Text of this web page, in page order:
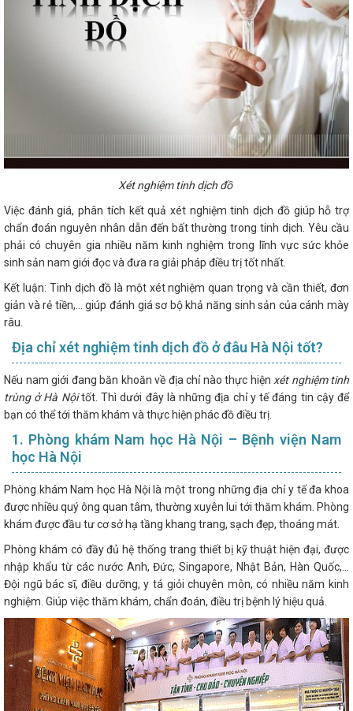
Xét nghiệm tinh dịch đồ
Việc đánh giá, phân tích kết quả xét nghiệm tinh dịch đồ giúp hỗ trợ
chẩn đoán nguyên nhân dẫn đến bất thường trong tinh dịch. Yêu cầu
phải có chuyên gia nhiều năm kinh nghiệm trong lĩnh vực sức khỏe
sinh sản nam giới đọc và đưa ra giải pháp điều trị tốt nhất.
Kết luận: Tinh dịch đồ là một xét nghiệm quan trọng và cần thiết, đơn
giản và rẻ tiền,... giúp đánh giá sơ bộ khả năng sinh sản của cánh mày
râu.
Địa chỉ xét nghiệm tinh dịch đồ ở đâu Hà Nội tốt?
Nếu nam giới đang băn khoăn về địa chỉ nào thực hiện xét nghiệm tinh
trùng ở Hà Nộitốt. Thì dưới đây là những địa chỉ y tế đáng tin cậy để
bạn có thể tới thăm khám và thực hiện phác đồ điều trị.
1. Phòng khám Nam học Hà Nội – Bệnh viện Nam
học Hà Nội
Phòng khám Nam học Hà Nội là một trong những địa chỉ y tế đa khoa
được nhiều quý ông quan tâm, thường xuyên lui tới thăm khám. Phòng
khám được đầu tư cơ sở hạ tầng khang trang, sạch đẹp, thoáng mát.
Phòng khám có đầy đủ hệ thống trang thiết bị kỹ thuật hiện đại, được
nhập khẩu từ các nước Anh, Đức, Singapore, Nhật Bản, Hàn Quốc,...
Đội ngũ bác sĩ, điều dưỡng, y tá giỏi chuyên môn, có nhiều năm kinh
nghiệm. Giúp việc thăm khám, chẩn đoán, điều trị bệnh lý hiệu quả.